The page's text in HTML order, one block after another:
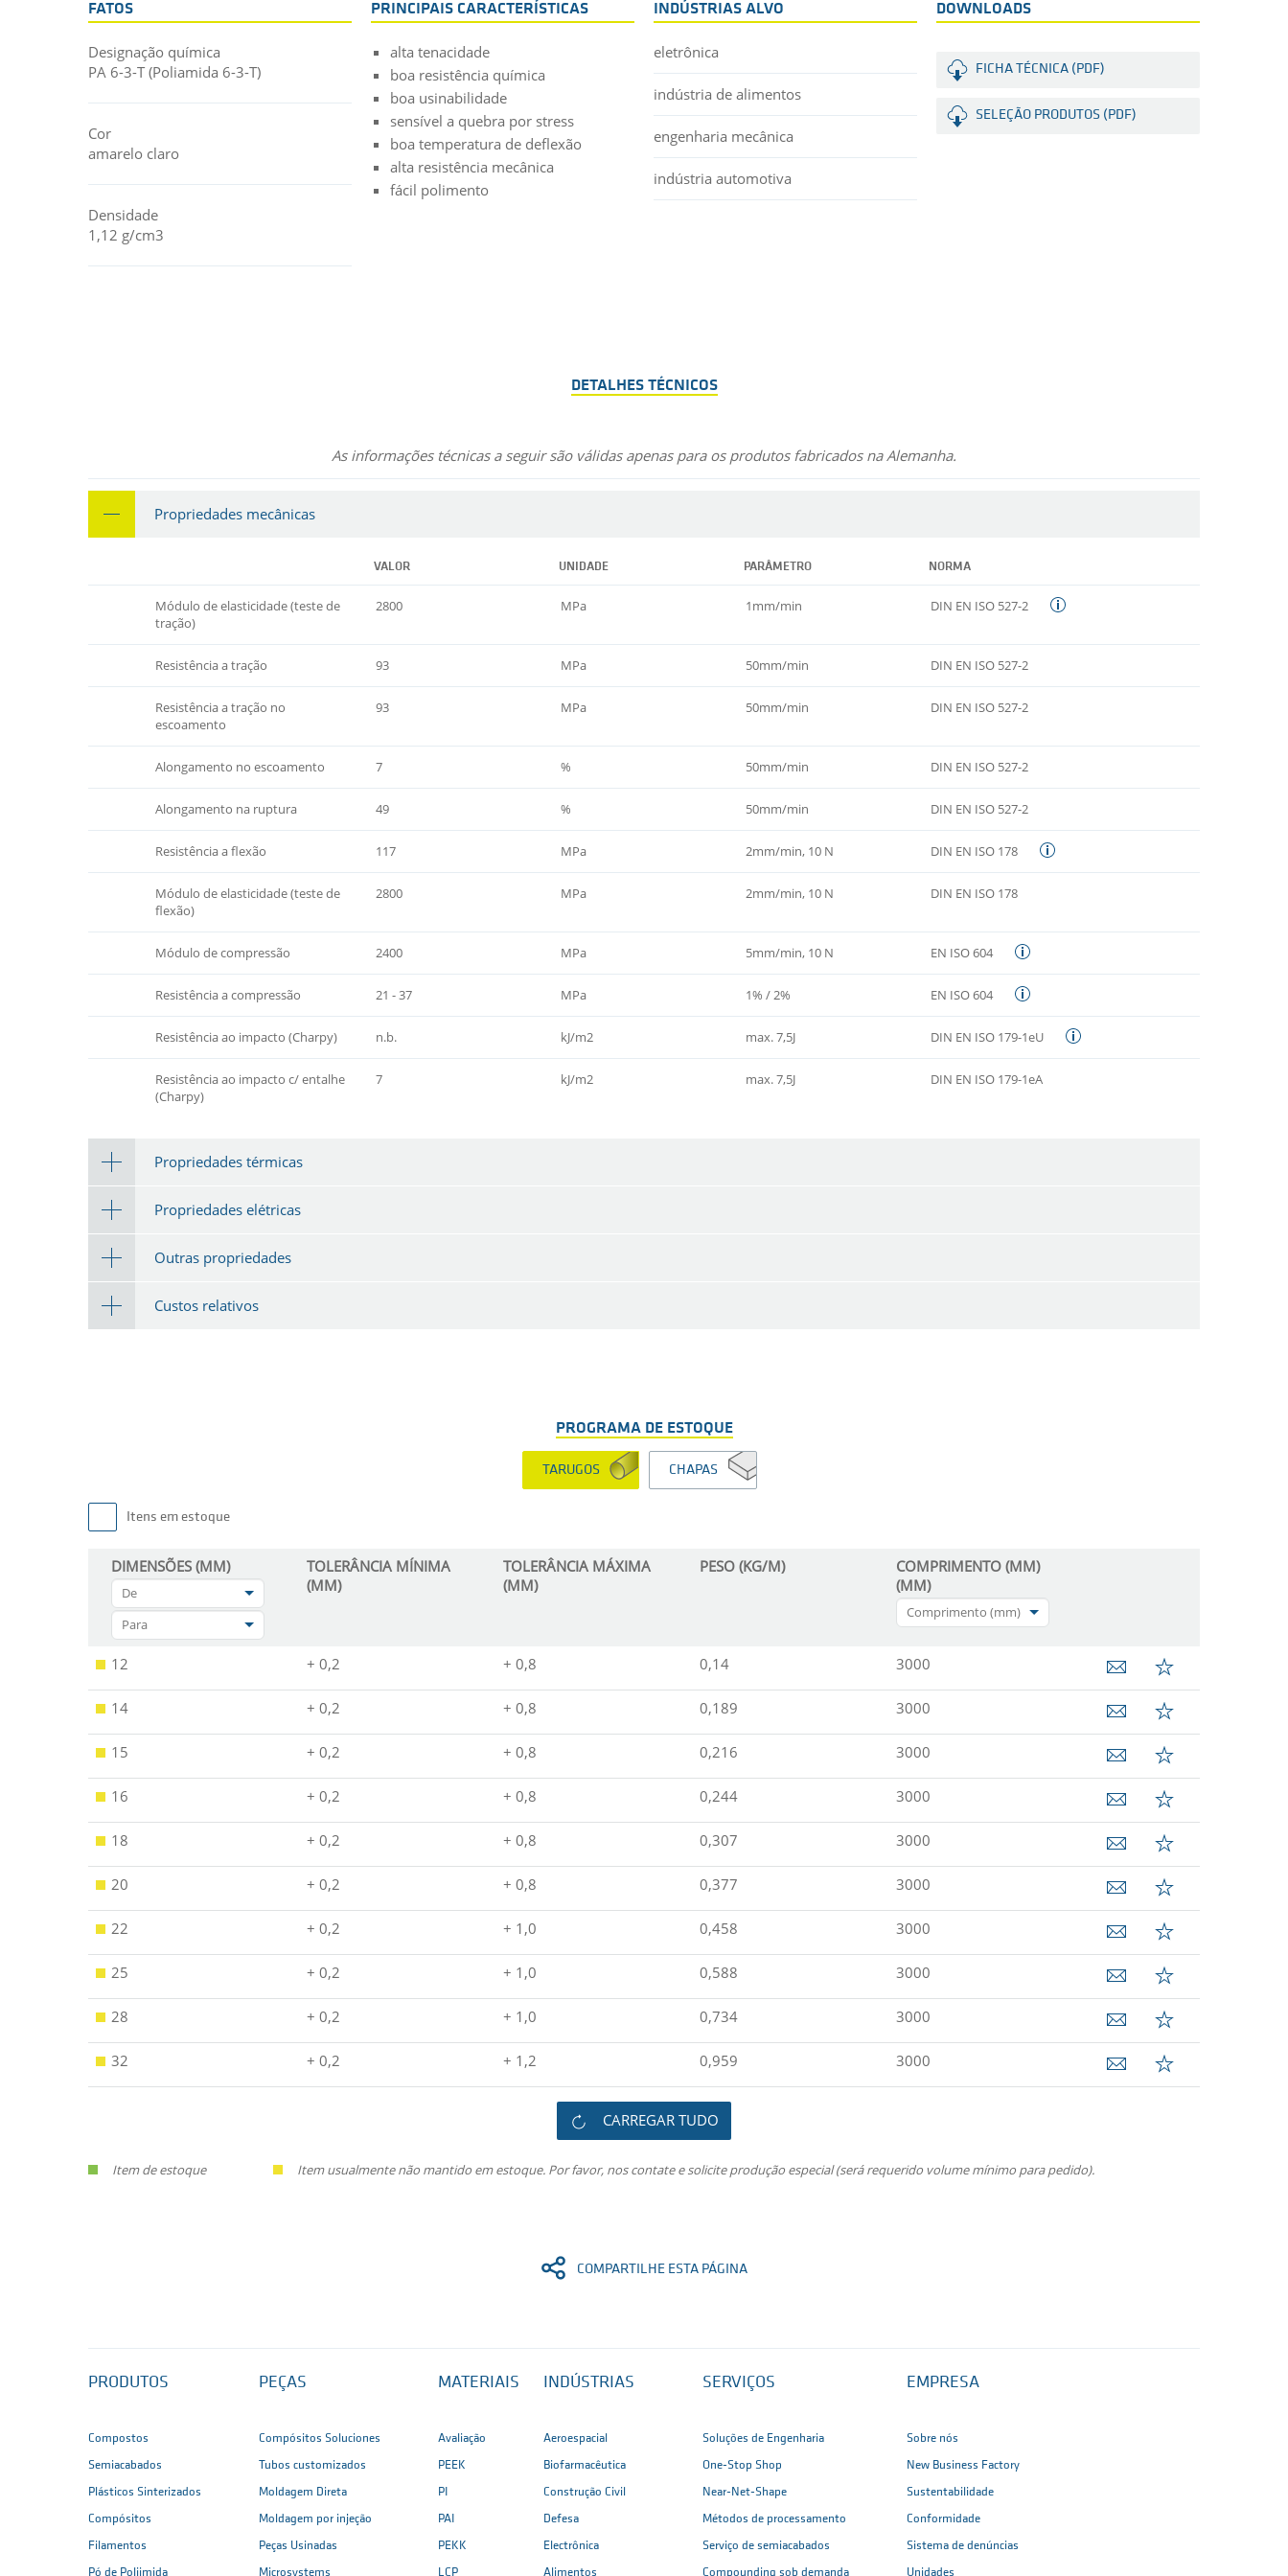
FATOS
Designação química
PA 6-3-T (Poliamida 6-3-T)
Cor
amarelo claro
Densidade
1,12 g/cm3
PRINCIPAIS CARACTERÍSTICAS
alta tenacidade
boa resistência química
boa usinabilidade
sensível a quebra por stress
boa temperatura de deflexão
alta resistência mecânica
fácil polimento
INDÚSTRIAS ALVO
eletrônica
indústria de alimentos
engenharia mecânica
indústria automotiva
DOWNLOADS
FICHA TÉCNICA (PDF)
SELEÇÃO PRODUTOS (PDF)
DETALHES TÉCNICOS
As informações técnicas a seguir são válidas apenas para os produtos fabricados na Alemanha.
Propriedades mecânicas
VALOR UNIDADE PARÂMETRO NORMA
Módulo de elasticidade (teste de
tração)
2800 MPa 1mm/min DIN EN ISO 527-2
Resistência a tração 93 MPa 50mm/min DIN EN ISO 527-2
Resistência a tração no
escoamento
93 MPa 50mm/min DIN EN ISO 527-2
Alongamento no escoamento 7 % 50mm/min DIN EN ISO 527-2
Alongamento na ruptura 49 % 50mm/min DIN EN ISO 527-2
Resistência a flexão 117 MPa 2mm/min, 10 N DIN EN ISO 178
Módulo de elasticidade (teste de
flexão)
2800 MPa 2mm/min, 10 N DIN EN ISO 178
Módulo de compressão 2400 MPa 5mm/min, 10 N EN ISO 604
Resistência a compressão 21 - 37 MPa 1% / 2% EN ISO 604
Resistência ao impacto (Charpy) n.b. kJ/m2 max. 7,5J DIN EN ISO 179-1eU
Resistência ao impacto c/ entalhe
(Charpy)
7 kJ/m2 max. 7,5J DIN EN ISO 179-1eA
Propriedades térmicas
Propriedades elétricas
Outras propriedades
Custos relativos
PROGRAMA DE ESTOQUE
TARUGOS CHAPAS
Itens em estoque
DIMENSÕES (MM)
De
Para
TOLERÂNCIA MÍNIMA
(MM)
TOLERÂNCIA MÁXIMA
(MM)
PESO (KG/M)
COMPRIMENTO (MM)
(MM)
Comprimento (mm)
12 + 0,2 + 0,8 0,14 3000
14 + 0,2 + 0,8 0,189 3000
15 + 0,2 + 0,8 0,216 3000
16 + 0,2 + 0,8 0,244 3000
18 + 0,2 + 0,8 0,307 3000
20 + 0,2 + 0,8 0,377 3000
22 + 0,2 + 1,0 0,458 3000
25 + 0,2 + 1,0 0,588 3000
28 + 0,2 + 1,0 0,734 3000
32 + 0,2 + 1,2 0,959 3000
CARREGAR TUDO
Item de estoque Item usualmente não mantido em estoque. Por favor, nos contate e solicite produção especial (será requerido volume mínimo para pedido).
COMPARTILHE ESTA PÁGINA
PRODUTOS
Compostos
Semiacabados
Plásticos Sinterizados
Compósitos
Filamentos
Pó de Poliimida
PEÇAS
Compósitos Soluciones
Tubos customizados
Moldagem Direta
Moldagem por injeção
Peças Usinadas
Microsystems
MATERIAIS
Avaliação
PEEK
PI
PAI
PEKK
LCP
INDÚSTRIAS
Aeroespacial
Biofarmacêutica
Construção Civil
Defesa
Electrônica
Alimentos
SERVIÇOS
Soluções de Engenharia
One-Stop Shop
Near-Net-Shape
Métodos de processamento
Serviço de semiacabados
Compounding sob demanda
EMPRESA
Sobre nós
New Business Factory
Sustentabilidade
Conformidade
Sistema de denúncias
Unidades